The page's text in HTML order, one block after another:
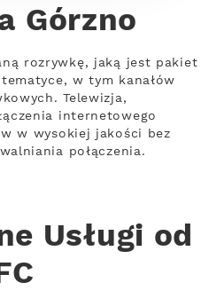
Górzno
rozrywkę, jaką jest pakiet
w tym kanałów
Telewizja,
internetowego
w wysokiej jakości bez
połączenia.
Usługi od